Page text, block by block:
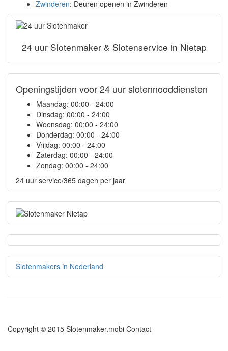
Zwinderen: Deuren openen in Zwinderen
24 uur Slotenmaker & Slotenservice in Nietap
Openingstijden voor 24 uur slotennooddiensten
Maandag: 00:00 - 24:00
Dinsdag: 00:00 - 24:00
Woensdag: 00:00 - 24:00
Donderdag: 00:00 - 24:00
Vrijdag: 00:00 - 24:00
Zaterdag: 00:00 - 24:00
Zondag: 00:00 - 24:00
24 uur service/365 dagen per jaar
Slotenmakers in Nederland
Copyright © 2015 Slotenmaker.mobi Contact